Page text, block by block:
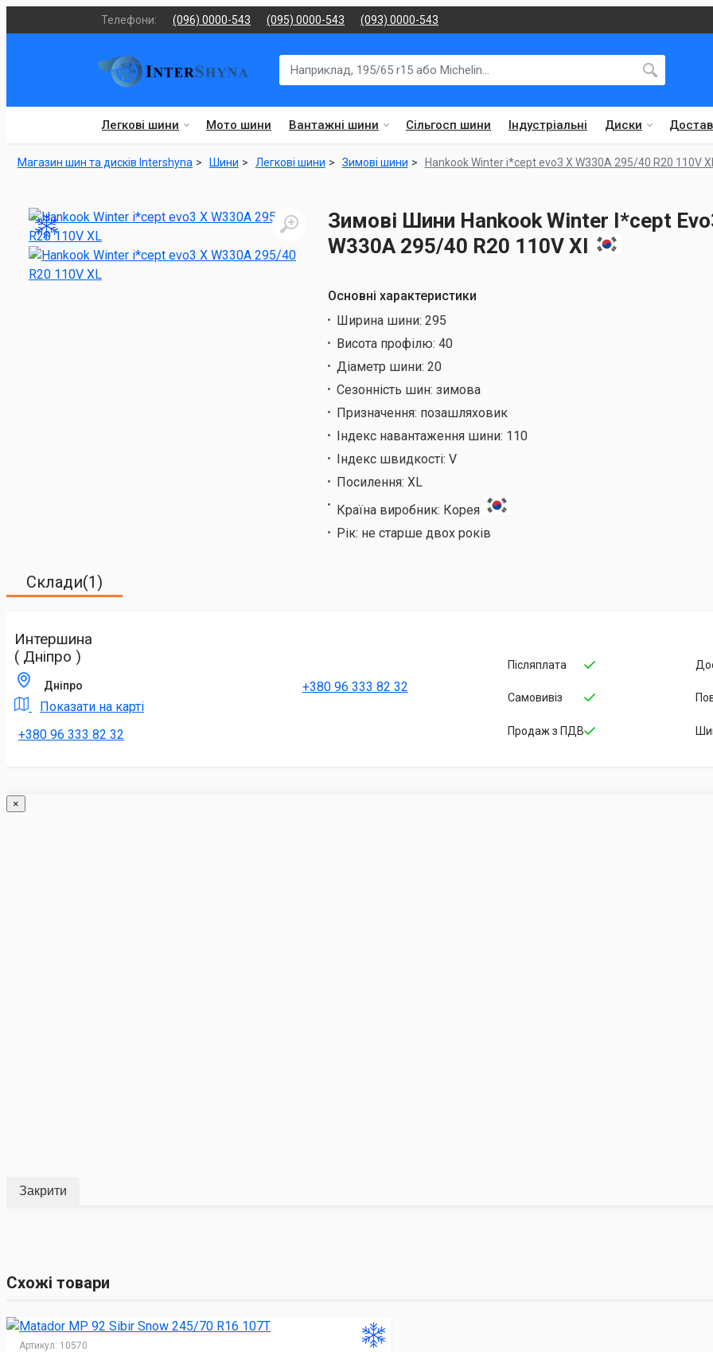
Телефони: (096) 0000-543 (095) 0000-543 (093) 0000-543
Легкові шини Мото шини Вантажні шини Сільгосп шини Індустріальні Диски
Магазин шин та дисків Intershyna Шини Легкові шини Зимові шини Hankook Winter i*cept evo3 X W330A 295/40 R20 110V XL
Зимові Шини Hankook Winter I*cept
W330A 295/40 R20 110V Xl
Основні характеристики
Ширина шини: 295
Висота профілю: 40
Діаметр шини: 20
Сезонність шин: зимова
Призначення: позашляховик
Індекс навантаження шини: 110
Індекс швидкості: V
Посилення: XL
Країна виробник: Корея
Рік: не старше двох років
Склади(1)
Интершина
( Дніпро )
Дніпро
Показати на карті
+380 96 333 82 32
+380 96 333 82 32
Післяплата
Самовивіз
Продаж з ПДВ
×
Закрити
Схожі товари
Артикул: 10570